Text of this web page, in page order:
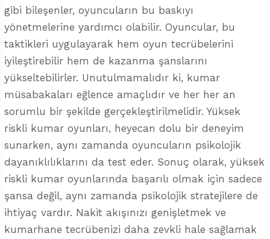
gibi bileşenler, oyuncuların bu baskıyı
yönetmelerine yardımcı olabilir. Oyuncular, bu
taktikleri uygulayarak hem oyun tecrübelerini
iyileştirebilir hem de kazanma şanslarını
yükseltebilirler. Unutulmamalıdır ki, kumar
müsabakaları eğlence amaçlıdır ve her her an
sorumlu bir şekilde gerçekleştirilmelidir. Yüksek
riskli kumar oyunları, heyecan dolu bir deneyim
sunarken, aynı zamanda oyuncuların psikolojik
dayanıklılıklarını da test eder. Sonuç olarak, yüksek
riskli kumar oyunlarında başarılı olmak için sadece
şansa değil, aynı zamanda psikolojik stratejilere de
ihtiyaç vardır. Nakit akışınızı genişletmek ve
kumarhane tecrübenizi daha zevkli hale sağlamak